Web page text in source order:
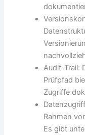
Audit-Trail:
Prüfpfad
Zugriffe
Rahmen
Es gibt